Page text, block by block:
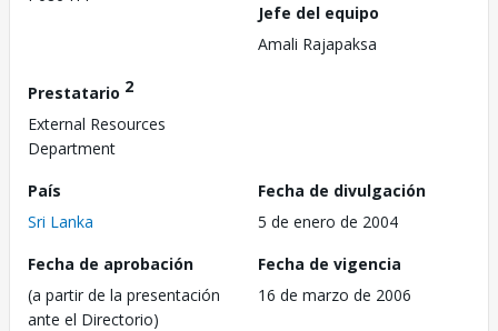
Jefe del equipo
Amali Rajapaksa
Prestatario 2
External Resources
Department
País
Sri Lanka
Fecha de divulgación
5 de enero de 2004
Fecha de aprobación
(a partir de la presentación
ante el Directorio)
Fecha de vigencia
16 de marzo de 2006